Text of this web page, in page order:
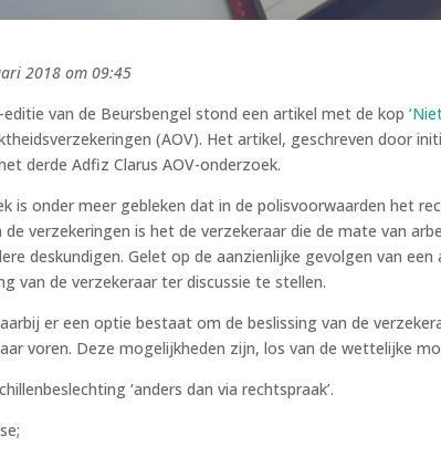
2018 om 09:45
van de Beursbengel stond een artikel met de kop
(AOV). Het artikel, geschreven door
derde Adfiz Clarus AOV-onderzoek.
is onder meer gebleken dat in de polisvoorwaarden het
verzekeringen is het de verzekeraar die de mate van
deskundigen. Gelet op de aanzienlijke gevolgen van
van de verzekeraar ter discussie te stellen.
er een optie bestaat om de beslissing van de
voren. Deze mogelijkheden zijn, los van de wettelijke
‘anders dan via rechtspraak’.